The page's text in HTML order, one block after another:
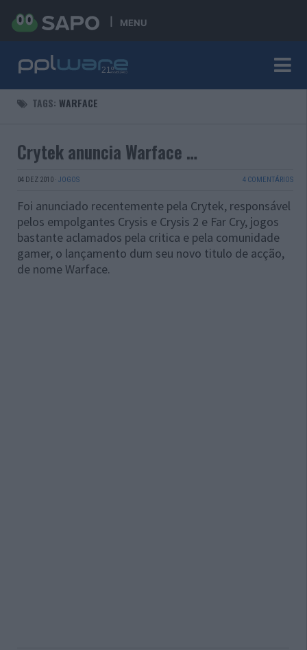
MENU
TAGS: WARFACE
Crytek anuncia Warface …
04 DEZ 2010 · JOGOS 4 COMENTÁRIOS
Foi anunciado recentemente pela Crytek, responsável
pelos empolgantes Crysis e Crysis 2 e Far Cry, jogos
bastante aclamados pela critica e pela comunidade
gamer, o lançamento dum seu novo titulo de acção,
de nome Warface.